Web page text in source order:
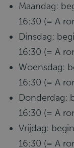
Maandag:
16:30 (= A
Dinsdag:
16:30 (= A
Woensdag:
16:30 (= A
Donderdag:
16:30 (= A
Vrijdag:
16:30 (= A